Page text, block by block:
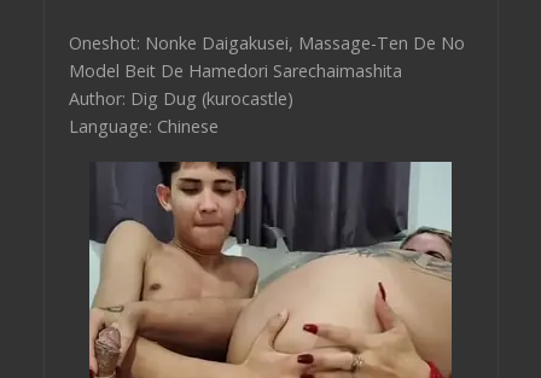
Oneshot: Nonke Daigakusei, Massage-Ten De No
Model Beit De Hamedori Sarechaimashita
Author: Dig Dug (kurocastle)
Language: Chinese